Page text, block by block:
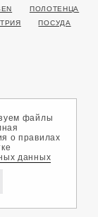
ПОЛОТЕНЦА
ПОСУДА
файлы
о правилах
данных